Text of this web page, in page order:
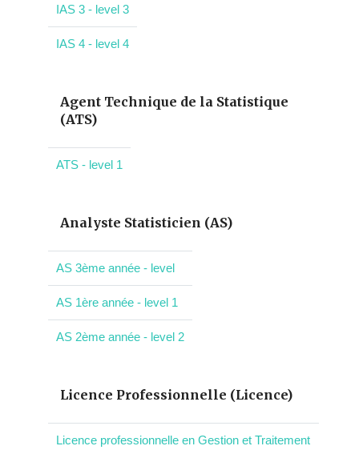
IAS 3 - level 3
IAS 4 - level 4
Agent Technique de la Statistique
(ATS)
ATS - level 1
Analyste Statisticien (AS)
AS 3ème année - level
AS 1ère année - level 1
AS 2ème année - level 2
Licence Professionnelle (Licence)
Licence professionnelle en Gestion et Traitement